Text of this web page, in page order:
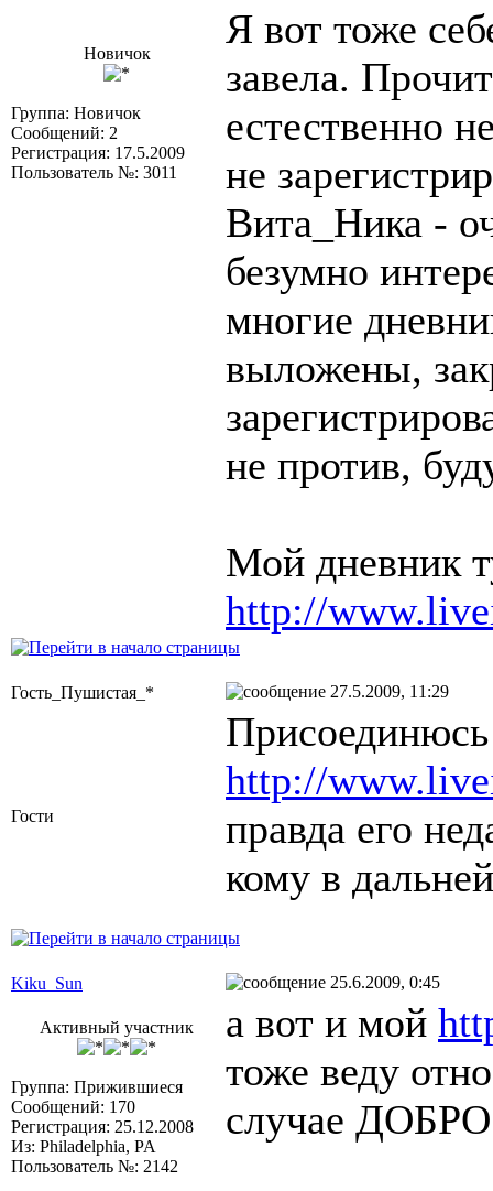
Новичок
Группа: Новичок
Сообщений: 2
Регистрация: 17.5.2009
Пользователь №: 3011
Я вот тоже
завела.
естественно
не
Вита_Ника -
безумно
многие
выложены,
не против,
Мой дневник
http://
Гость_Пушистая_* 27.5.2009, 11:29
Гости
http://
правда его
кому в
Kiku_Sun 25.6.2009, 0:45
Активный участник
Группа: Прижившиеся
Сообщений: 170
Регистрация: 25.12.2008
Из: Philadelphia, PA
Пользователь №: 2142
а вот и мой
тоже веду
случае